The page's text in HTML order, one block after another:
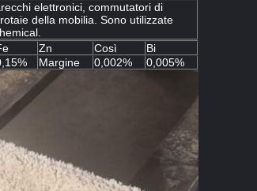
elettronici, commutatori di
della mobilia. Sono utilizzate
Zn Così
Bi
Margine 0,002% 0,005%